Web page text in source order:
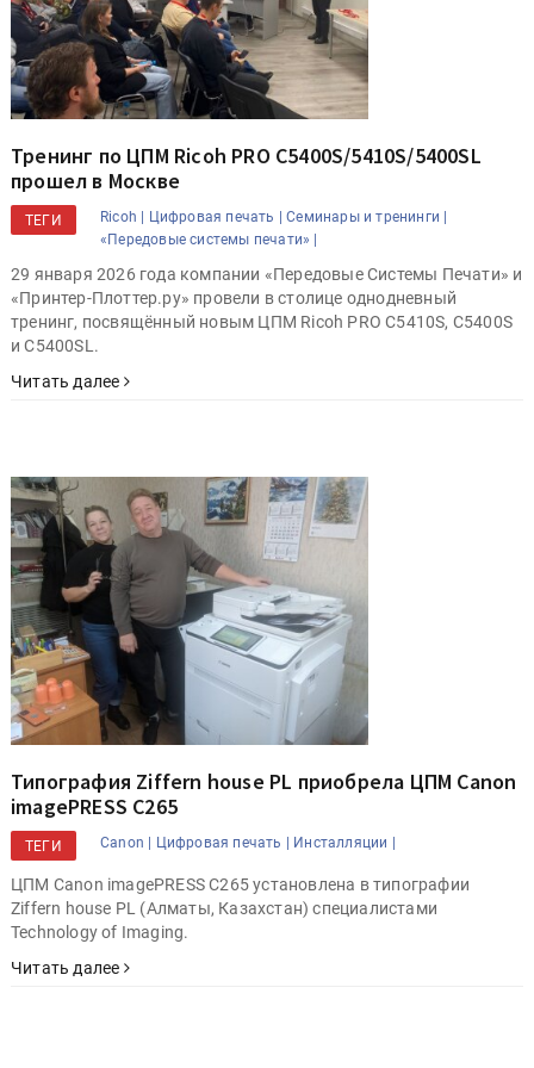
Тренинг по ЦПМ Ricoh PRO C5400S/5410S/5400SL
прошел в Москве
ТЕГИ Ricoh | Цифровая печать |
Семинары и тренинги |
«Передовые системы печати» |
29 января 2026 года компании «Передовые Системы Печати» и
«Принтер-Плоттер.ру» провели в столице однодневный
тренинг, посвящённый новым ЦПМ Ricoh PRO C5410S, C5400S
и C5400SL.
Читать далее
Типография Ziffern house PL приобрела ЦПМ Canon
imagePRESS C265
ТЕГИ Canon | Цифровая печать | Инсталляции |
ЦПМ Canon imagePRESS C265 установлена в типографии
Ziffern house PL (Алматы, Казахстан) специалистами
Technology of Imaging.
Читать далее